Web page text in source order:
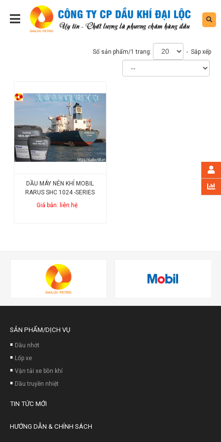
Số sản phẩm/1 trang: - Sắp xếp
DẦU MÁY NÉN KHÍ MOBIL
RARUS SHC 1024 -SERIES
Giá bán: liên hệ
SẢN PHẨM/DỊCH VỤ
Dầu nhớt
Lốp xe
Vận tải xe bồn khí
Dầu truyền nhiệt
TIN TỨC MỚI
HƯỚNG DẪN & CHÍNH SÁCH